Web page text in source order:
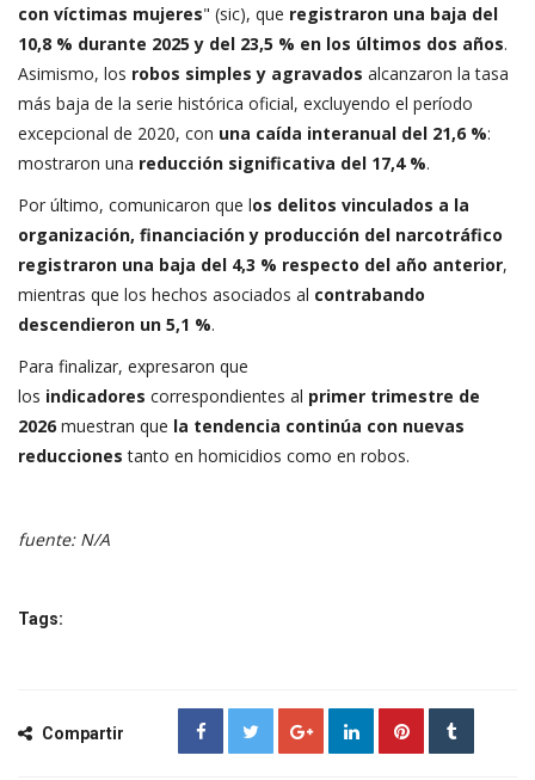
con víctimas mujeres" (sic), que registraron una baja del
10,8 % durante 2025 y del 23,5 % en los últimos dos años.
Asimismo, los robos simples y agravados alcanzaron la tasa
más baja de la serie histórica oficial, excluyendo el período
excepcional de 2020, con una caída interanual del 21,6 %:
mostraron una reducción significativa del 17,4 %.
Por último, comunicaron que los delitos vinculados a la
organización, financiación y producción del narcotráfico
registraron una baja del 4,3 % respecto del año anterior,
mientras que los hechos asociados al contrabando
descendieron un 5,1 %.
Para finalizar, expresaron que
los indicadores correspondientes al primer trimestre de
2026 muestran que la tendencia continúa con nuevas
reducciones tanto en homicidios como en robos.
fuente: N/A
Tags:
Compartir